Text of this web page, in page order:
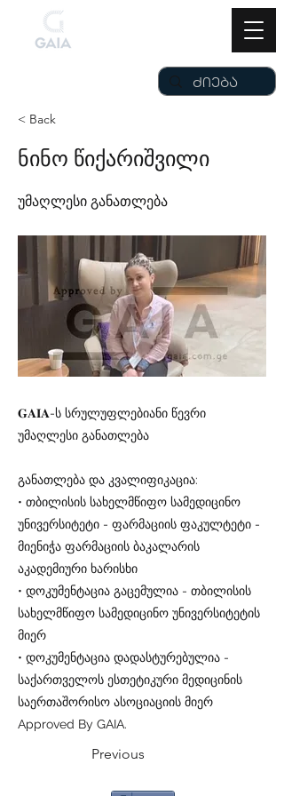
< Back
ნინო წიქარიშვილი
უმაღლესი განათლება
𝐆𝐀𝐈𝐀-ს სრულუფლებიანი წევრი
უმაღლესი განათლება
განათლება და კვალიფიკაცია:
• თბილისის სახელმწიფო სამედიცინო
უნივერსიტეტი - ფარმაციის ფაკულტეტი -
მიენიჭა ფარმაციის ბაკალარის
აკადემიური ხარისხი
• დოკუმენტაცია გაცემულია - თბილისის
სახელმწიფო სამედიცინო უნივერსიტეტის
მიერ
• დოკუმენტაცია დადასტურებულია -
საქართველოს ესთეტიკური მედიცინის
საერთაშორისო ასოციაციის მიერ
Approved By GAIA.
Previous